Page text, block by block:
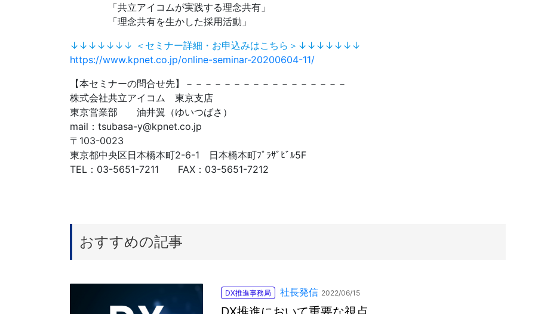
「共立アイコムが実践する理念共有」
「理念共有を生かした採用活動」
↓↓↓↓↓↓↓ ＜セミナー詳細・お申込みはこちら＞↓↓↓↓↓↓↓
https://www.kpnet.co.jp/online-seminar-20200604-11/
【本セミナーの問合せ先】－－－－－－－－－－－－－－－－－
株式会社共立アイコム 東京支店
東京営業部 油井翼（ゆいつばさ）
mail：tsubasa-y@kpnet.co.jp
〒103-0023
東京都中央区日本橋本町2-6-1 日本橋本町ﾌﾟﾗｻﾞﾋﾞﾙ5F
TEL：03-5651-7211 FAX：03-5651-7212
おすすめの記事
DX推進事務局 社長発信 2022/06/15